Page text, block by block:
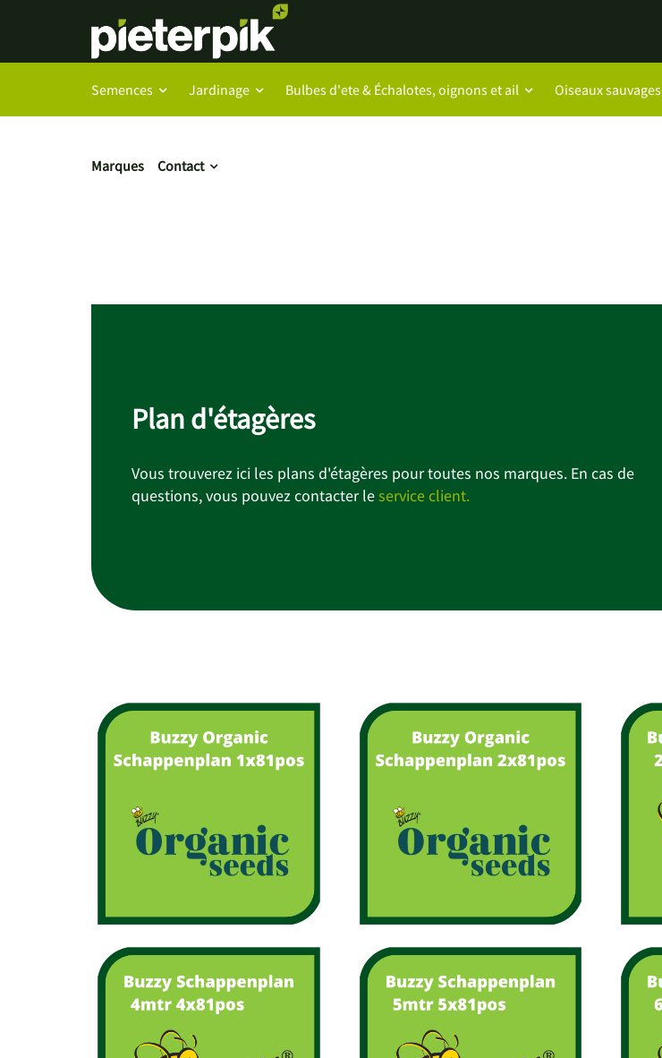
Semences Jardinage Bulbes d'ete & Échalotes, oignons et ail Oiseaux sauvages
Marques Contact
Plan d'étagères
Vous trouverez ici les plans d'étagères pour toutes nos marques. En cas de
questions, vous pouvez contacter leservice client.